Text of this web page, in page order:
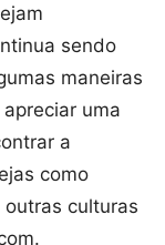
sendo
maneiras
uma
a
como
culturas